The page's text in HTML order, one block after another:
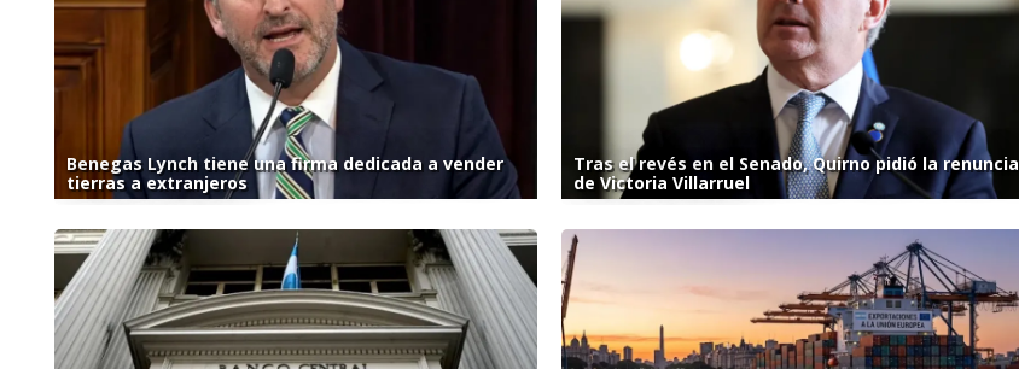
Benegas Lynch tiene una firma dedicada a vender
tierras a extranjeros
Tras el revés en el Senado, Quirno pidió la renuncia
de Victoria Villarruel